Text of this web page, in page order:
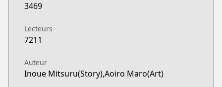
3469
Lecteurs
7211
Auteur
Inoue Mitsuru(Story),Aoiro Maro(Art)